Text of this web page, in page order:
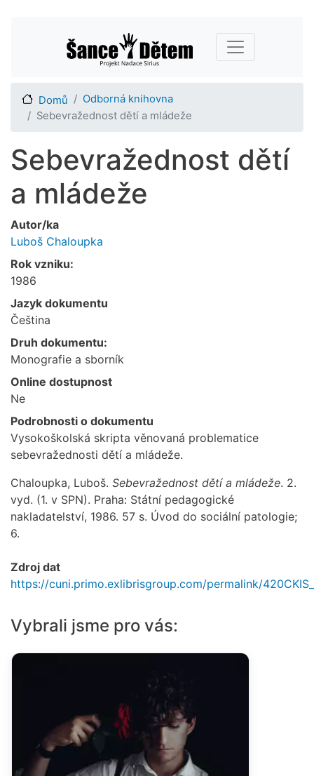
hlavnímu
obsahu
Main navigation
Domů
Odborná knihovna
Sebevražednost dětí a mládeže
Sebevražednost dětí
a mládeže
Autor/ka
Luboš Chaloupka
Rok vzniku:
1986
Jazyk dokumentu
Čeština
Druh dokumentu:
Monografie a sborník
Online dostupnost
Ne
Podrobnosti o dokumentu
Vysokoškolská skripta věnovaná problematice
sebevražednosti dětí a mládeže.
Chaloupka, Luboš. Sebevražednost dětí a mládeže. 2.
vyd. (1. v SPN). Praha: Státní pedagogické
nakladatelství, 1986. 57 s. Úvod do sociální patologie;
6.
Zdroj dat
https://cuni.primo.exlibrisgroup.com/permalink/
Vybrali jsme pro vás: